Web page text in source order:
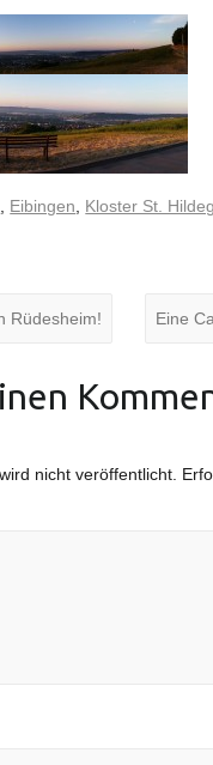
Eibingen Kloster St.
Rüdesheim! Eine
nicht veröffentlicht.